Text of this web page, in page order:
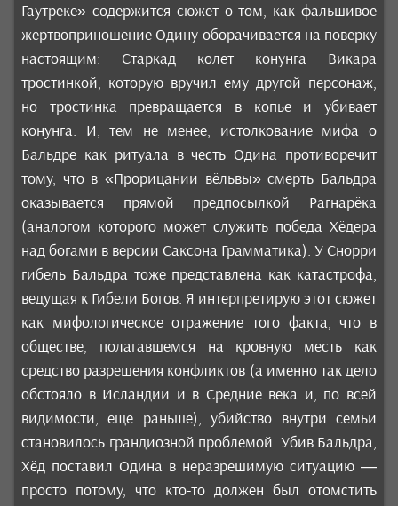
Гаутреке» содержится сюжет о том, как фальшивое
жертвоприношение Одину оборачивается на поверку
настоящим: Старкад колет конунга Викара
тростинкой, которую вручил ему другой персонаж,
но тростинка превращается в копье и убивает
конунга. И, тем не менее, истолкование мифа о
Бальдре как ритуала в честь Одина противоречит
тому, что в «Прорицании вёльвы» смерть Бальдра
оказывается прямой предпосылкой Рагнарёка
(аналогом которого может служить победа Хёдера
над богами в версии Саксона Грамматика). У Снорри
гибель Бальдра тоже представлена как катастрофа,
ведущая к Гибели Богов. Я интерпретирую этот сюжет
как мифологическое отражение того факта, что в
обществе, полагавшемся на кровную месть как
средство разрешения конфликтов (а именно так дело
обстояло в Исландии и в Средние века и, по всей
видимости, еще раньше), убийство внутри семьи
становилось грандиозной проблемой. Убив Бальдра,
Хёд поставил Одина в неразрешимую ситуацию —
просто потому, что кто-то должен был отомстить